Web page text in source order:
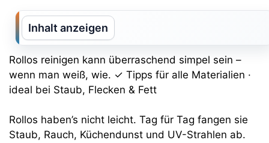
Inhalt anzeigen
Rollos reinigen kann überraschend simpel sein –
wenn man weiß, wie. ✓ Tipps für alle Materialien ·
ideal bei Staub, Flecken & Fett
Rollos haben’s nicht leicht. Tag für Tag fangen sie
Staub, Rauch, Küchendunst und UV-Strahlen ab.